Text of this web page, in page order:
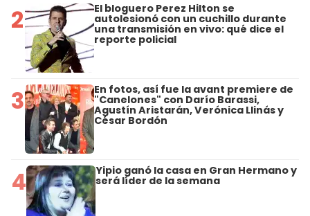
2 El bloguero Perez Hilton se
autolesionó con un cuchillo durante
una transmisión en vivo: qué dice el
reporte policial
3 En fotos, así fue la avant premiere de
"Canelones" con Darío Barassi,
Agustín Aristarán, Verónica Llinás y
César Bordón
4 Yipio ganó la casa en Gran Hermano y
será líder de la semana